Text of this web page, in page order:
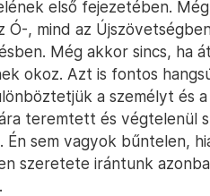
első fejezetében.
Ó-, mind az
Még akkor sincs, ha
okoz. Azt is fontos
a személyt és
teremtett és végtelenül
sem vagyok bűntelen,
szeretete irántunk